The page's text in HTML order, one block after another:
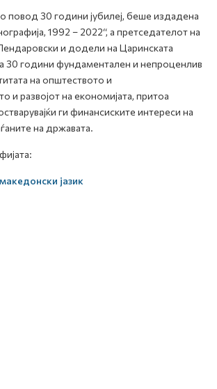
повод 30 години јубилеј, беше издадена
1992 – 2022“, а претседателот на
и додели на Царинската
30 години фундаментален и непроценлив
на општеството и
и развојот на економијата, притоа
ги финансиските интереси на
на државата.
јазик